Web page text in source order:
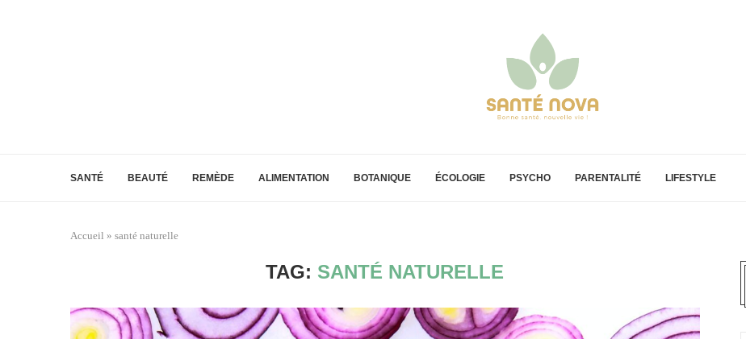
SANTÉ BEAUTÉ REMÈDE ALIMENTATION BOTANIQUE ÉCOLOGIE PSYCHO PARENTALITÉ LIFESTYLE
Accueil » santé naturelle
TAG: SANTÉ NATURELLE